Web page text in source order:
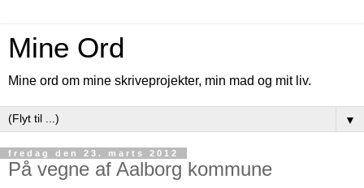
Mine Ord
Mine ord om mine skriveprojekter, min mad og mit liv.
▼
fredag den 23. marts 2012
På vegne af Aalborg kommune